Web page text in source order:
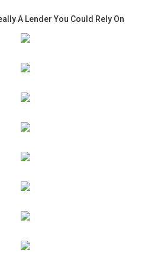
A Lender You Could Rely On